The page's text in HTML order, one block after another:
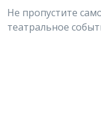
Не пропустите
театральное